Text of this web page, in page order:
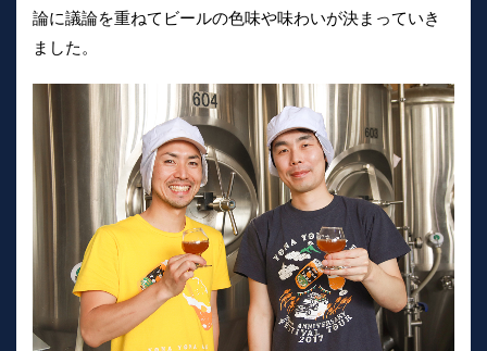
論に議論を重ねてビールの色味や味わいが決まっていき
ました。